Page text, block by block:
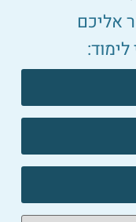
אליכם
לימוד: